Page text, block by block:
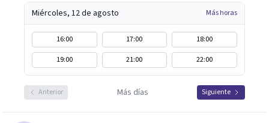
Miércoles, 12 de agosto Más horas
16:00 17:00
18:00
19:00
21:00 22:00
Anterior Más días Siguiente